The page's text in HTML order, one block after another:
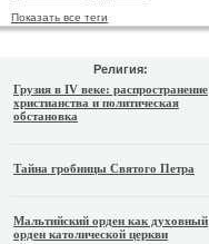
Показать все теги
Религия:
Грузия в IV веке: распространение
христианства и политическая
обстановка
Тайна гробницы Святого Петра
Мальтийский орден как духовный
орден католической церкви